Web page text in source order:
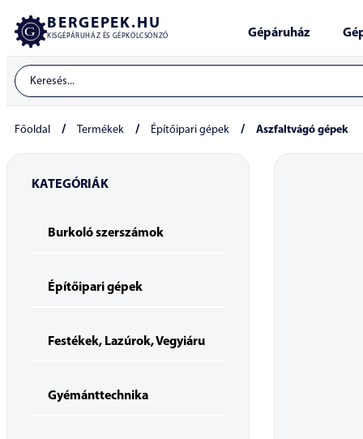
BERGEPEK.HU
KISGÉPÁRUHÁZ ÉS GÉPKÖLCSÖNZŐ Gépáruház
Főoldal / Termékek / Építőipari gépek / Aszfaltvágó gépek
KATEGÓRIÁK
Burkoló szerszámok
Építőipari gépek
Festékek, Lazúrok, Vegyiáru
Gyémánttechnika